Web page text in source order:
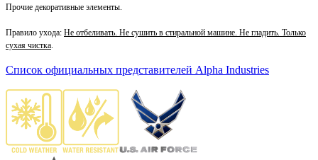
Прочие декоративные элементы.
Правило ухода: Не отбеливать. Не сушить в стиральной машине. Не гладить. Только
сухая чистка.
Список официальных представителей Alpha Industries